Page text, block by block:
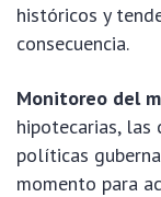
históricos y
consecuencia.
Monitoreo del
hipotecarias,
políticas
momento para